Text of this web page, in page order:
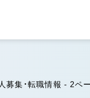
募集・転職情報 - 2ペ